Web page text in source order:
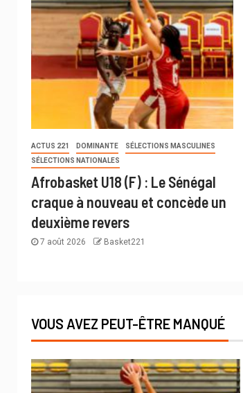
ACTUS 221 DOMINANTE
SÉLECTIONS MASCULINES
SÉLECTIONS NATIONALES
Afrobasket U18 (F) : Le Sénégal
craque à nouveau et concède un
deuxième revers
7 août 2026 Basket221
VOUS AVEZ PEUT-ÊTRE MANQUÉ